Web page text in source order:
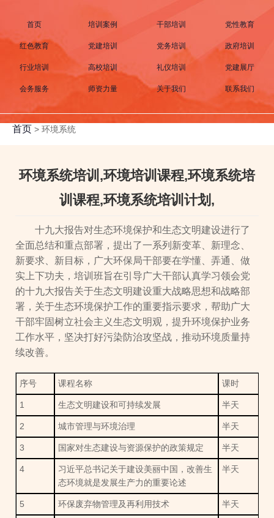
首页 培训案例 干部培训 党性教育
红色教育 党建培训 党务培训 政府培训
行业培训 高校培训 礼仪培训 党建展厅
会务服务 师资力量 关于我们 联系我们
首页 > 环境系统
环境系统培训,环境培训课程,环境系统培
训课程,环境系统培训计划,
十九大报告对生态环境保护和生态文明建设进行了
全面总结和重点部署，提出了一系列新变革、新理念、
新要求、新目标，广大环保局干部要在学懂、弄通、做
实上下功夫，培训班旨在引导广大干部认真学习领会党
的十九大报告关于生态文明建设重大战略思想和战略部
署，关于生态环境保护工作的重要指示要求，帮助广大
干部牢固树立社会主义生态文明观，提升环境保护业务
工作水平，坚决打好污染防治攻坚战，推动环境质量持
续改善。
序号 课程名称 课时
1 生态文明建设和可持续发展 半天
2 城市管理与环境治理 半天
3 国家对生态建设与资源保护的政策规定 半天
4
习近平总书记关于建设美丽中国，改善生
态环境就是发展生产力的重要论述
半天
5 环保废弃物管理及再利用技术 半天